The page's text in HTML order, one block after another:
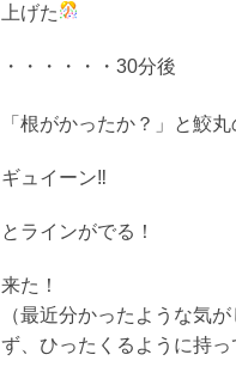
上げた
・・・・・・30分後
「根がかったか？」と鮫
ギュイーン‼
とラインがでる！
来た！
（最近分かったような気
ず、ひったくるように持っ